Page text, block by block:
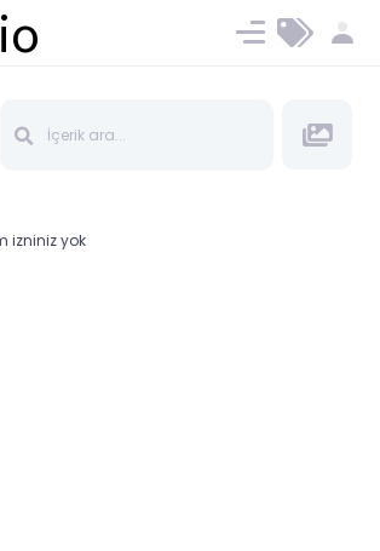
Ücret ve Planlar
izniniz yok